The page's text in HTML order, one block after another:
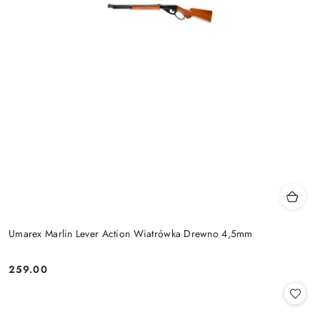
Umarex Marlin Lever Action Wiatrówka Drewno 4,5mm
Cena:
259.00